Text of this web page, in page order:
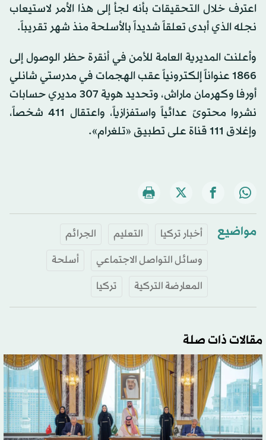
اعترف خلال التحقيقات بأنه لجأ إلى هذا الأمر لاستيعاب
نجله الذي أبدى تعلقاً شديداً بالأسلحة منذ شهر تقريباً.
وأعلنت المديرية العامة للأمن في أنقرة حظر الوصول إلى
1866 عنواناً إلكترونياً عقب الهجمات في مدرستي شانلي
أورفا وكهرمان ماراش، وتحديد هوية 307 مديري حسابات
نشروا محتوىً عدائياً واستفزازياً، واعتقال 411 شخصاً،
وإغلاق 111 قناة على تطبيق «تلغرام».
مواضيع أخبار تركيا التعليم
الجرائم
وسائل التواصل الاجتماعي
أسلحة
المعارضة التركية
تركيا
مقالات ذات صلة